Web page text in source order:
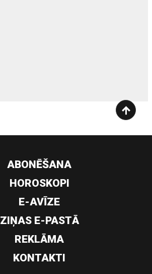
ABONĒŠANA
HOROSKOPI
E-AVĪZE
ZIŅAS E-PASTĀ
REKLĀMA
KONTAKTI